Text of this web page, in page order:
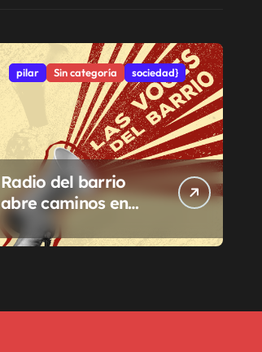
pilar Sin categoría sociedad}
Radio del barrio
abre caminos en
Pilar